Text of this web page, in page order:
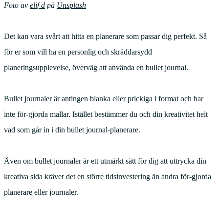
Foto av elif d på Unsplash
Det kan vara svårt att hitta en planerare som passar dig perfekt. Så
för er som vill ha en personlig och skräddarsydd
planeringsupplevelse, överväg att använda en bullet journal.
Bullet journaler är antingen blanka eller prickiga i format och har
inte för-gjorda mallar. Istället bestämmer du och din kreativitet helt
vad som går in i din bullet journal-planerare.
Även om bullet journaler är ett utmärkt sätt för dig att uttrycka din
kreativa sida kräver det en större tidsinvestering än andra för-gjorda
planerare eller journaler.